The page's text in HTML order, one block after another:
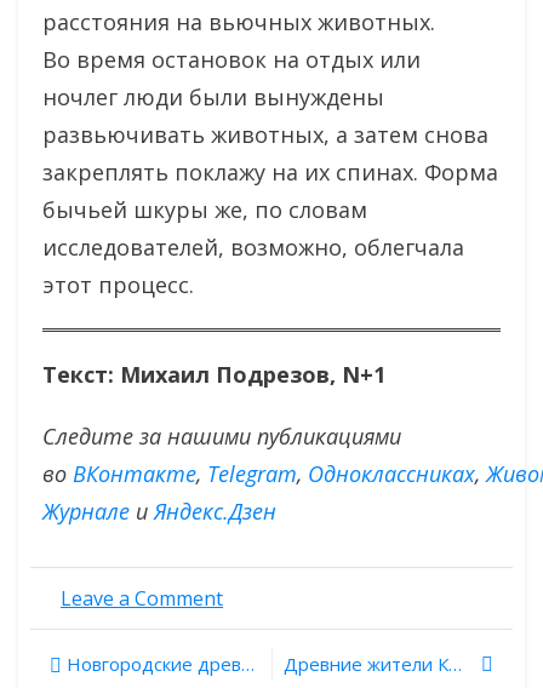
расстояния на вьючных животных.
Во время остановок на отдых или
ночлег люди были вынуждены
развьючивать животных, а затем снова
закреплять поклажу на их спинах. Форма
бычьей шкуры же, по словам
исследователей, возможно, облегчала
этот процесс.
Текст: Михаил Подрезов, N+1
Следите за нашими публикациями
во ВКонтакте, Тelegram, Одноклассниках,
Журнале иЯндекс.Дзен
Leave a Commenton
из минойского
Навигация
Новгородские древности. Выпуск 36: Спасский собор Спасо-Преображенского монастыря в Старой Руссе Древние жители Крыма уходили в степи и высокогорья для выпаса скота